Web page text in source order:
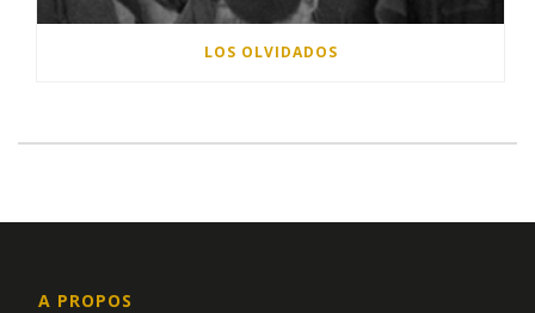
LOS OLVIDADOS
A PROPOS